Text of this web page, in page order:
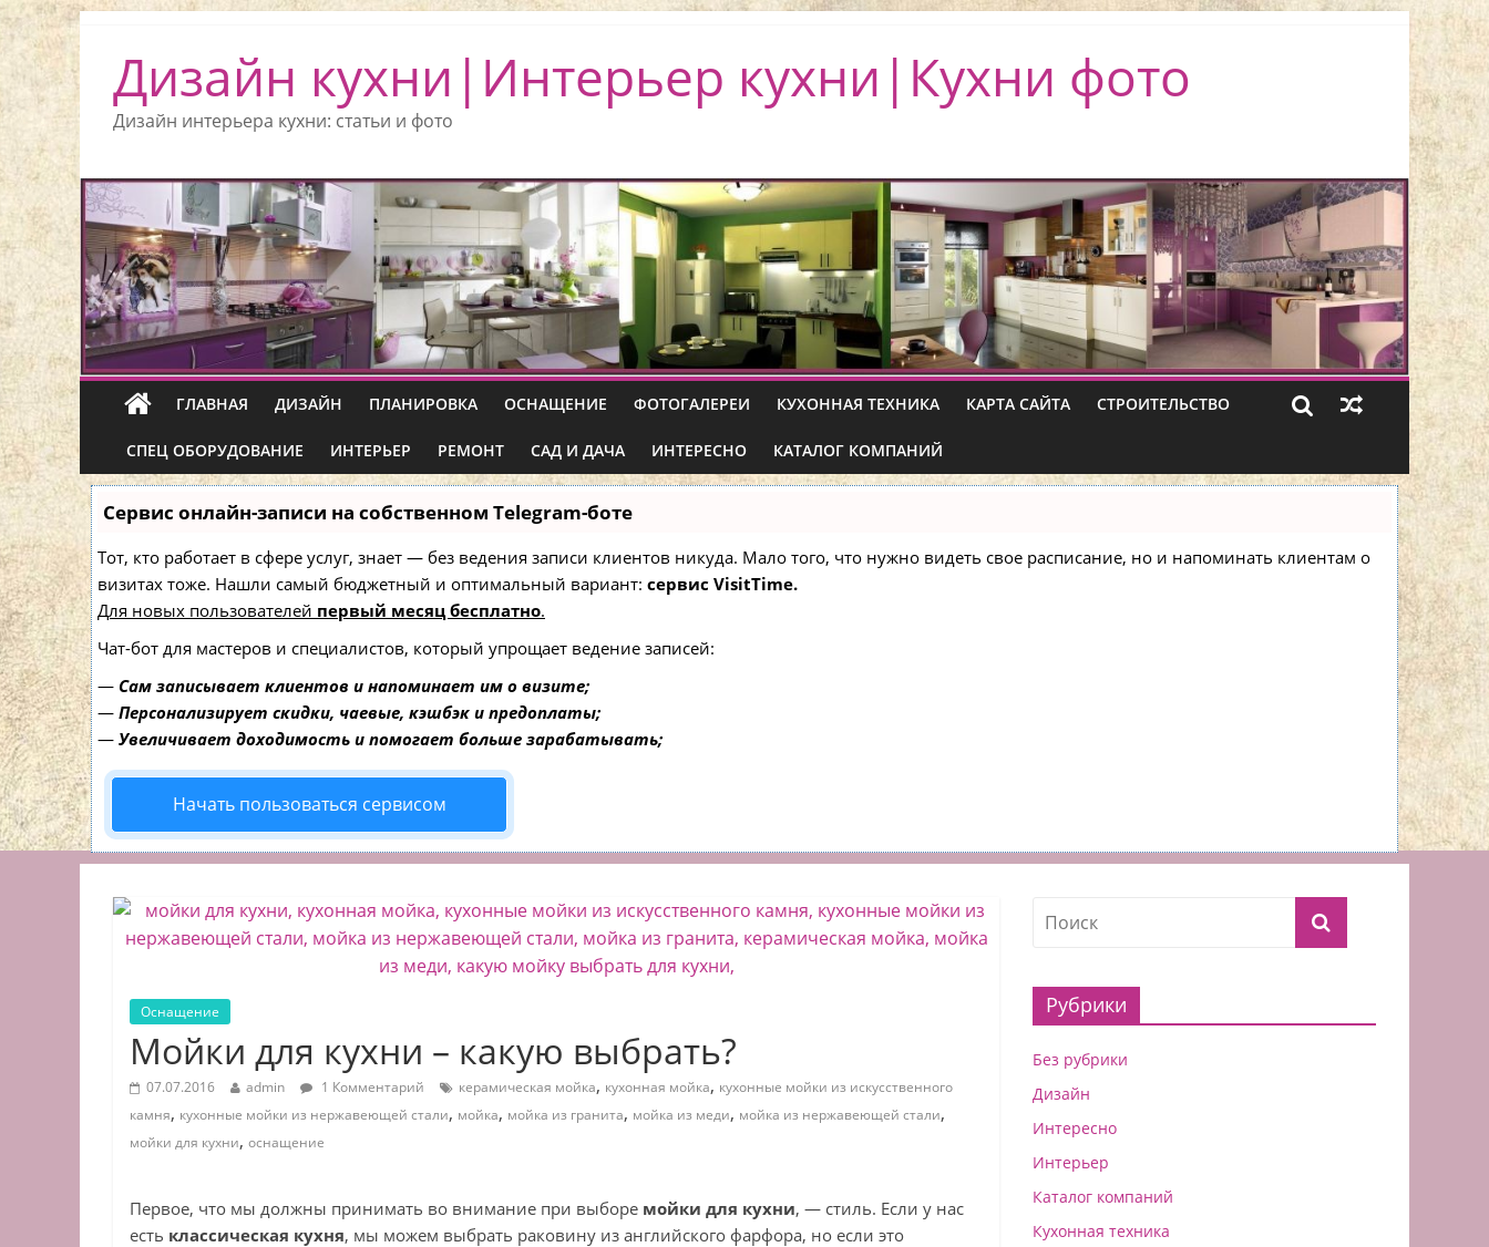
Дизайн кухни|Интерьер кухни|Кухни фото
Дизайн интерьера кухни: статьи и фото
ГЛАВНАЯ ДИЗАЙН ПЛАНИРОВКА ОСНАЩЕНИЕ ФОТОГАЛЕРЕИ КУХОННАЯ ТЕХНИКА КАРТА САЙТА СТРОИТЕЛЬСТВО
СПЕЦ ОБОРУДОВАНИЕ ИНТЕРЬЕР РЕМОНТ САД И ДАЧА ИНТЕРЕСНО КАТАЛОГ КОМПАНИЙ
Сервис онлайн-записи на собственном Telegram-боте
Тот, кто работает в сфере услуг, знает — без ведения записи клиентов никуда. Мало того, что нужно видеть свое расписание, но и напоминать клиентам о
визитах тоже. Нашли самый бюджетный и оптимальный вариант: сервис VisitTime.
Для новых пользователей первый месяц бесплатно.
Чат-бот для мастеров и специалистов, который упрощает ведение записей:
— Сам записывает клиентов и напоминает им о визите;
— Персонализирует скидки, чаевые, кэшбэк и предоплаты;
— Увеличивает доходимость и помогает больше зарабатывать;
Начать пользоваться сервисом
Оснащение
Мойки для кухни – какую выбрать?
07.07.2016 admin 1 Комментарий керамическая мойка, кухонная мойка, кухонные мойки из искусственного
камня, кухонные мойки из нержавеющей стали, мойка, мойка из гранита, мойка из меди, мойка из нержавеющей стали,
мойки для кухни, оснащение
Первое, что мы должны принимать во внимание при выборе мойки для кухни, — стиль. Если у нас
есть классическая кухня, мы можем выбрать раковину из английского фарфора, но если это
Рубрики
Без рубрики
Дизайн
Интересно
Интерьер
Каталог компаний
Кухонная техника